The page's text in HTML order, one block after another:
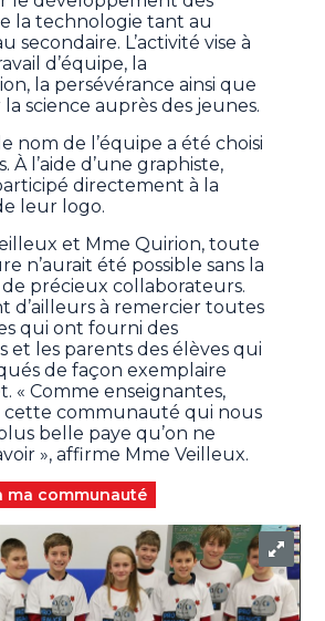
la technologie tant au
secondaire. L’activité vise à
d’équipe, la
la persévérance ainsi que
science auprès des jeunes.
nom de l’équipe a été choisi
À l’aide d’une graphiste,
directement à la
leur logo.
et Mme Quirion, toute
n’aurait été possible sans la
précieux collaborateurs.
d’ailleurs à remercier toutes
qui ont fourni des
et les parents des élèves qui
de façon exemplaire
« Comme enseignantes,
cette communauté qui nous
belle paye qu’on ne
», affirme Mme Veilleux.
ma communauté